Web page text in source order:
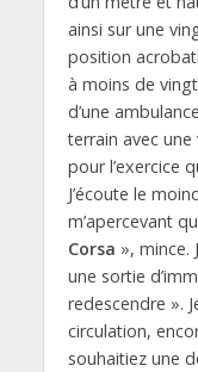
ainsi sur une
position
à moins de
d’une
terrain avec
pour l’exercice
J’écoute le
m’apercevant
Corsa », mince.
une sortie
redescendre ».
circulation,
souhaitiez une